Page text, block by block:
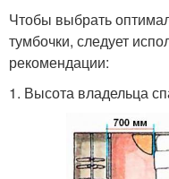
Чтобы выбрать
тумбочки, следует
рекомендации:
1. Высота владельца